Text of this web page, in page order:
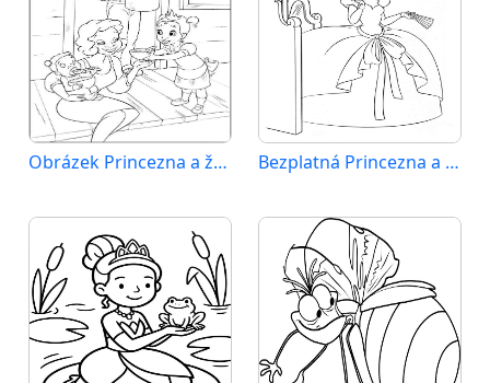
Obrázek Princezna a žabák zdarma Bezplatná Princezna a žabák k vytištění